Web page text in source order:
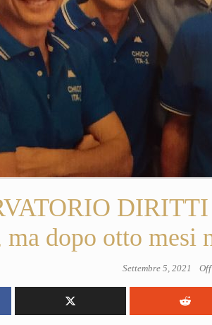
dopo otto mesi
Settembre 5, 2021